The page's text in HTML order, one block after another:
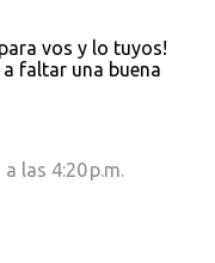
vos y lo tuyos!
faltar una buena
las 4:20 p.m.